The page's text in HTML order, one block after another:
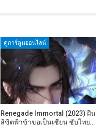
ดูการ์ตูนออนไลน์
Renegade Immortal (2023) ฝืน
ลิขิตฟ้าข้าขอเป็นเซียน ซับไทย…